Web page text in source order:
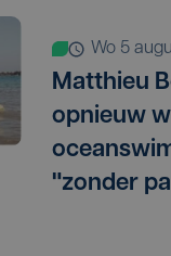
wo 5
Matthieu
opnieuw
"zonder